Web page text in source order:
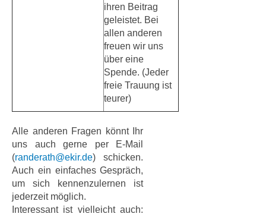
ihren Beitrag
geleistet. Bei
allen anderen
freuen wir uns
über eine
Spende. (Jeder
freie Trauung ist
teurer)
Alle anderen Fragen könnt Ihr
uns auch gerne per E-Mail
(randerath@ekir.de) schicken.
Auch ein einfaches Gespräch,
um sich kennenzulernen ist
jederzeit möglich.
Interessant ist vielleicht auch: